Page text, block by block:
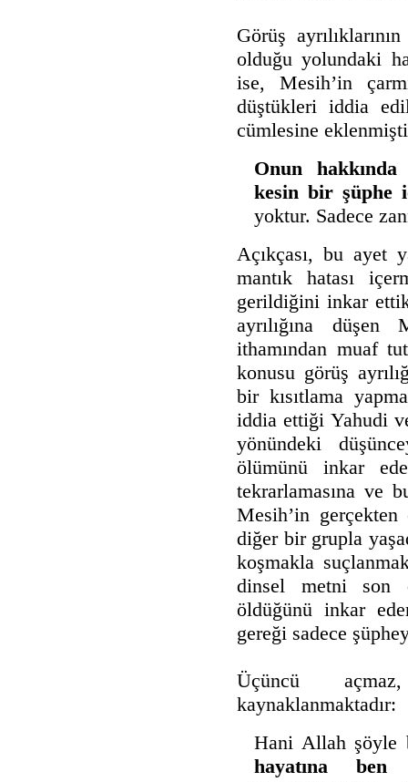
Görüş
olduğu yolundaki
ise, Mesih’in
düştükleri iddia
cümlesine
Onun
kesin bir şüphe
yoktur. Sadece
Açıkçası, bu ayet
mantık hatası
gerildiğini inkar
ayrılığına
ithamından muaf
konusu görüş
bir kısıtlama
iddia ettiği Yahudi
yönündeki
ölümünü inkar
tekrarlamasına ve
Mesih’in
diğer bir grupla
koşmakla
dinsel metni son
öldüğünü inkar
gereği sadece
Üçüncü
kaynaklanmaktadır:
Hani Allah şöyle
hayatına